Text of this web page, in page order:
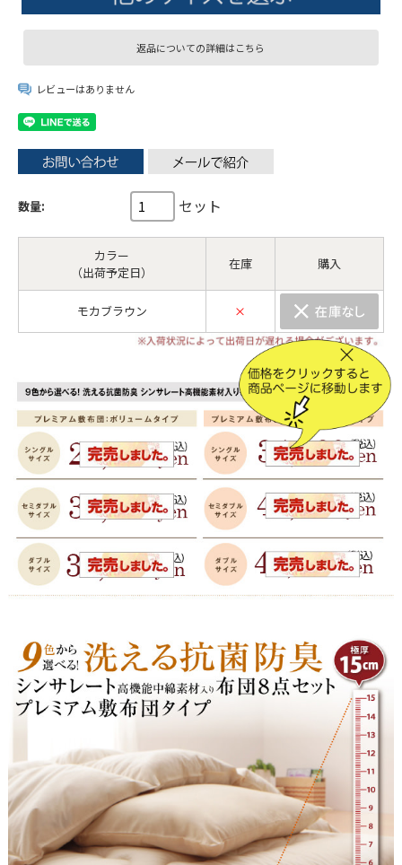
返品についての詳細はこちら
レビューはありません
数量: セット
カラー
（出荷予定日）
在庫 購入
モカブラウン ×